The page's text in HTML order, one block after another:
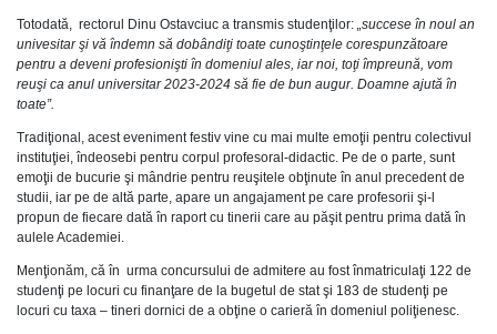
Totodată, rectorul Dinu Ostavciuc a transmis studenţilor: succese în noul an
univesitar şi vă îndemn să dobândiţi toate cunoştinţele corespunzătoare
pentru a deveni profesionişti în domeniul ales, iar noi, toţi împreună, vom
reuşi ca anul universitar 2023-2024 să fie de bun augur. Doamne ajută în
toate”.
Tradiţional, acest eveniment festiv vine cu mai multe emoţii pentru colectivul
instituţiei, îndeosebi pentru corpul profesoral-didactic. Pe de o parte, sunt
emoţii de bucurie şi mândrie pentru reuşitele obţinute în anul precedent de
studii, iar pe de altă parte, apare un angajament pe care profesorii şi-l
propun de fiecare dată în raport cu tinerii care au păşit pentru prima dată în
aulele Academiei.
Menţionăm, că în urma concursului de admitere au fost înmatriculaţi 122 de
studenţi pe locuri cu finanţare de la bugetul de stat şi 183 de studenţi pe
locuri cu taxa – tineri dornici de a obţine o carieră în domeniul poliţienesc.